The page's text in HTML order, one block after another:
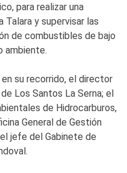
para realizar una
Talara y supervisar las
de combustibles de bajo
ambiente.
su recorrido, el director
Los Santos La Serna; el
de Hidrocarburos,
General de Gestión
jefe del Gabinete de